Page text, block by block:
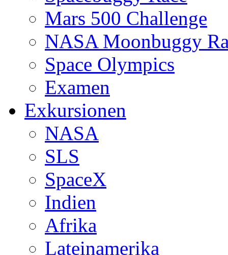
Mars 500 Challenge
NASA Moonbuggy
Space Olympics
Examen
Exkursionen
NASA
SLS
SpaceX
Indien
Afrika
Lateinamerika